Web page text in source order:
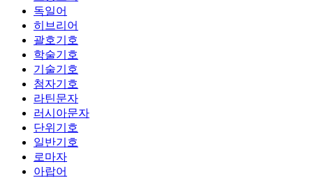
독일어
히브리어
괄호기호
학술기호
기술기호
첨자기호
라틴문자
러시아문자
단위기호
일반기호
로마자
아랍어